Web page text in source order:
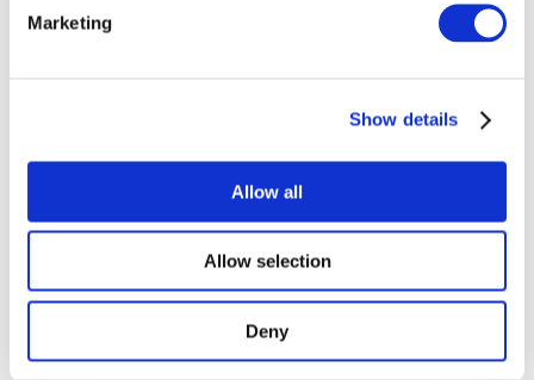
Marketing
Show details
Allow all
Allow selection
Deny
Por países.